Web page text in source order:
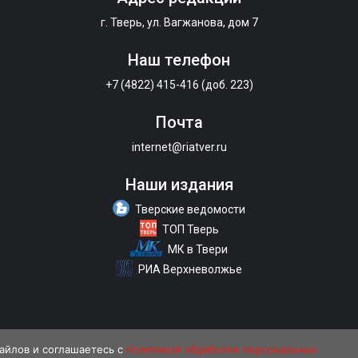
г. Тверь, ул. Вагжанова, дом 7
Наш телефон
+7 (4822) 415-416 (доб. 223)
Почта
internet@riatver.ru
Наши издания
Тверские ведомости
ТОП Тверь
МК в Твери
РИА Верхневолжье
и соглашаетесь с политикой обработки персональных